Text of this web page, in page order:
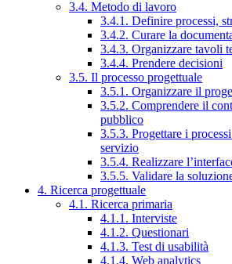
3.4. Metodo di lavoro
3.4.1. Definire processi,
3.4.2. Curare la
3.4.3. Organizzare tavoli
3.4.4. Prendere decisioni
3.5. Il processo progettuale
3.5.1. Organizzare il
3.5.2. Comprendere il
pubblico
3.5.3. Progettare i
servizio
3.5.4. Realizzare
3.5.5. Validare la
4. Ricerca progettuale
4.1. Ricerca primaria
4.1.1. Interviste
4.1.2. Questionari
4.1.3. Test di usabilità
4.1.4. Web analytics